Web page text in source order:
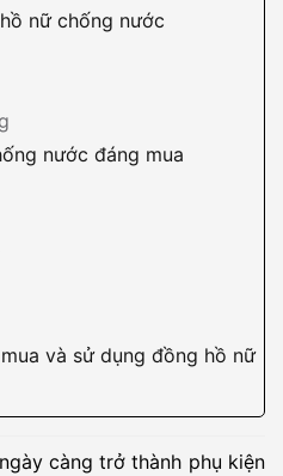
nữ chống nước
nước đáng mua
và sử dụng đồng hồ nữ
ngày càng trở thành phụ kiện